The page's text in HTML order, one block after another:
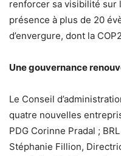
renforcer sa visibilité sur
présence à plus de 20
d’envergure, dont la
Une gouvernance
Le Conseil
quatre nouvelles
PDG Corinne Pradal ;
Stéphanie Fillion,